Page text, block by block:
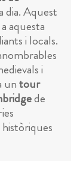
dia. Aquest
aquesta
i locals.
i
untour
de